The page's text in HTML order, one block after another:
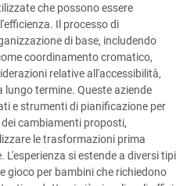
che possono essere
Il processo di
di base, includendo
coordinamento cromatico,
relative all'accessibilità,
termine. Queste aziende
e strumenti di pianificazione per
cambiamenti proposti,
le trasformazioni prima
L'esperienza si estende a diversi tipi
gioco per bambini che richiedono